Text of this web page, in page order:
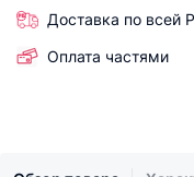
Доставка по всей
Оплата частями